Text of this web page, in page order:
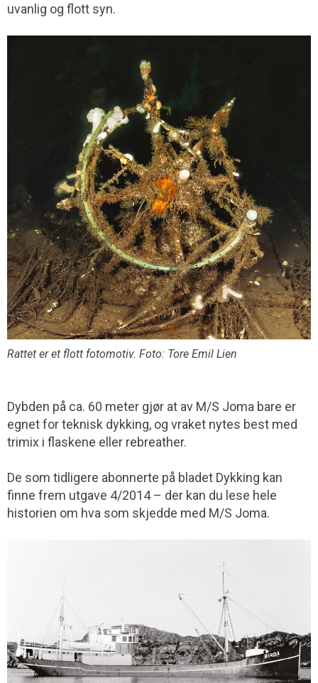
uvanlig og flott syn.
Rattet er et flott fotomotiv. Foto: Tore Emil Lien
Dybden på ca. 60 meter gjør at av M/S Joma bare er
egnet for teknisk dykking, og vraket nytes best med
trimix i flaskene eller rebreather.
De som tidligere abonnerte på bladet Dykking kan
finne frem utgave 4/2014 – der kan du lese hele
historien om hva som skjedde med M/S Joma.